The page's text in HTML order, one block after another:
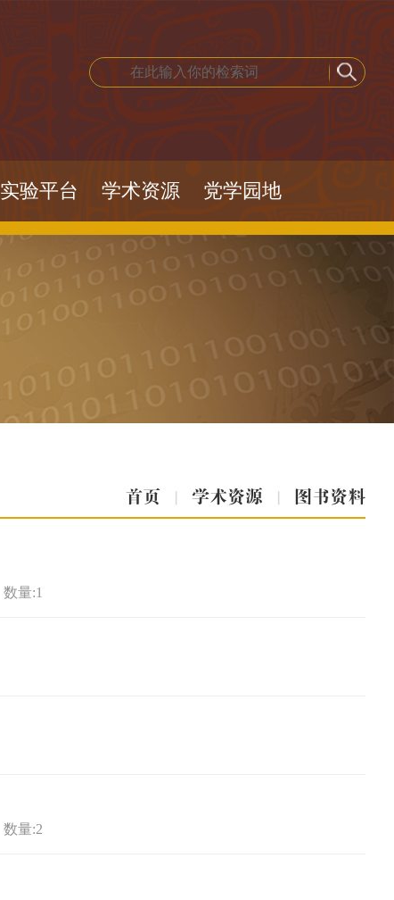
实验平台 学术资源 党学园地
首页 | 学术资源 | 图书资料
数量:1
数量:2